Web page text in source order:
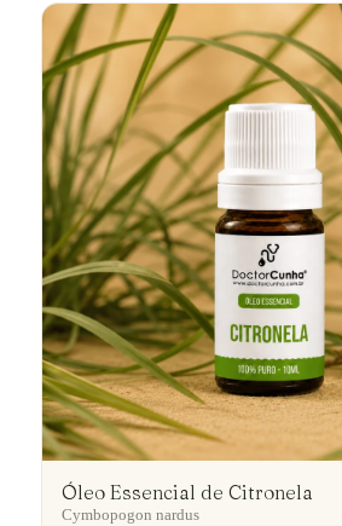
Óleo Essencial de Citronela
Cymbopogon nardus